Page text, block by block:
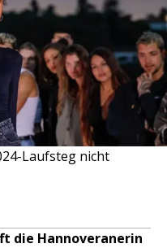
Laufsteg nicht
die Hannoveranerin